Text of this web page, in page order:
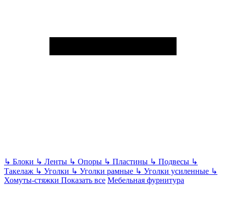
↳ Блоки ↳ Ленты ↳ Опоры ↳ Пластины ↳ Подвесы ↳
Такелаж ↳ Уголки ↳ Уголки рамные ↳ Уголки усиленные ↳
Хомуты-стяжки Показать все Мебельная фурнитура